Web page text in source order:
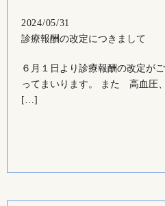
2024/05/31
診療報酬の改定につきまして
６月１日より診療報酬の改定が
ってまいります。 また 高血圧
[…]